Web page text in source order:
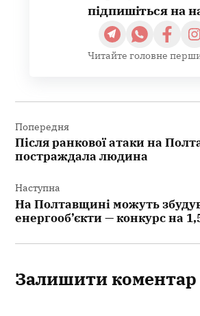
підпишіться на
Читайте головне
записів
Попередня
Після ранкової атаки на
постраждала людина
Наступна
На Полтавщині можуть
енергооб’єкти — конкурс на
Залишити коментар